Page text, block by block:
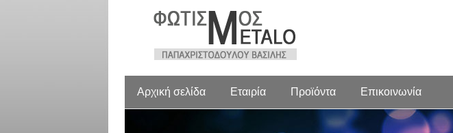
Αρχική σελίδα Εταιρία Προϊόντα Επικοινωνία